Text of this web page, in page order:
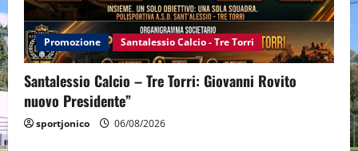
Promozione Santalessio Calcio - Tre Torri
Santalessio Calcio – Tre Torri: Giovanni Rovito
nuovo Presidente”
sportjonico 06/08/2026